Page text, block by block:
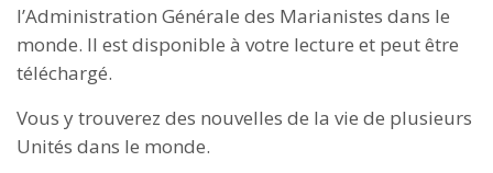
l’Administration Générale des Marianistes dans le
monde. Il est disponible à votre lecture et peut être
téléchargé.
Vous y trouverez des nouvelles de la vie de plusieurs
Unités dans le monde.